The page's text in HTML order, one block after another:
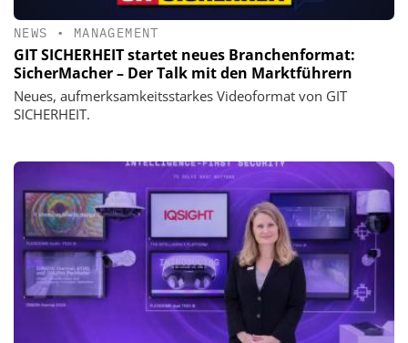
NEWS • MANAGEMENT
GIT SICHERHEIT startet neues Branchenformat:
SicherMacher – Der Talk mit den Marktführern
Neues, aufmerksamkeitsstarkes Videoformat von GIT
SICHERHEIT.